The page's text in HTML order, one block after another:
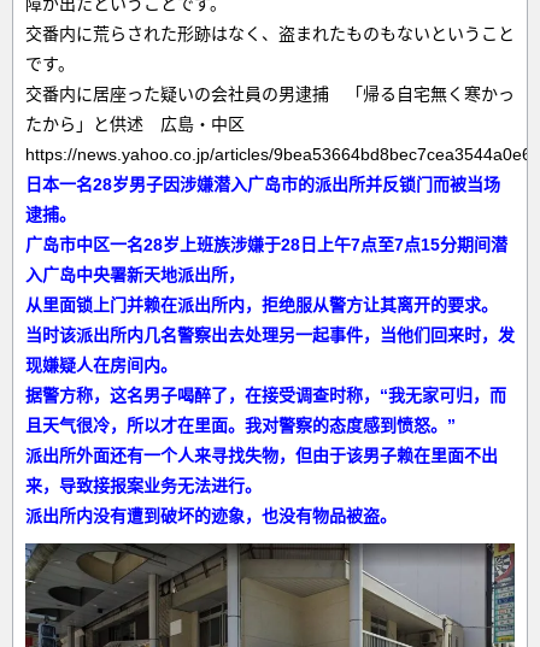
交番内に荒らされた形跡はなく、盗まれたものもないということ
です。
交番内に居座った疑いの会社員の男逮捕 「帰る自宅無く寒かっ
たから」と供述 広島・中区
https://news.yahoo.co.jp/articles/
日本一名28岁男子因涉嫌潜入广岛市的派出所并反锁门而被当场
逮捕。
广岛市中区一名28岁上班族涉嫌于28日上午7点至7点15分期间潜
入广岛中央署新天地派出所，
从里面锁上门并赖在派出所内，拒绝服从警方让其离开的要求。
当时该派出所内几名警察出去处理另一起事件，当他们回来时，发
现嫌疑人在房间内。
据警方称，这名男子喝醉了，在接受调查时称，“我无家可归，而
且天气很冷，所以才在里面。我对警察的态度感到愤怒。”
派出所外面还有一个人来寻找失物，但由于该男子赖在里面不出
来，导致接报案业务无法进行。
派出所内没有遭到破坏的迹象，也没有物品被盗。